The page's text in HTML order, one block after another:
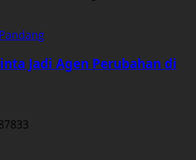
Jadi Agen Perubahan di